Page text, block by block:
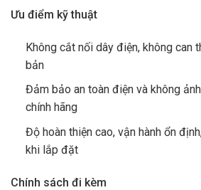
Ưu điểm kỹ thuật
Không cắt nối dây điện, không can
bản
Đảm bảo an toàn điện và không
chính hãng
Độ hoàn thiện cao, vận hành ổn
khi lắp đặt
Chính sách đi kèm